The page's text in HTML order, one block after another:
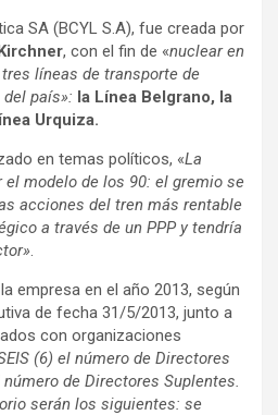
SA (BCYL S.A), fue creada por
, con el fin de «nuclear en
líneas de transporte de
país»: la Línea Belgrano, la
Urquiza.
en temas políticos, «La
modelo de los 90: el gremio se
acciones del tren más rentable
a través de un PPP y tendría
.
empresa en el año 2013, según
de fecha 31/5/2013, junto a
con organizaciones
(6) el número de Directores
de Directores Suplentes.
serán los siguientes: se